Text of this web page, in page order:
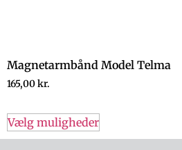
Magnetarmbånd Model Telma
165,00kr.
Vælg muligheder